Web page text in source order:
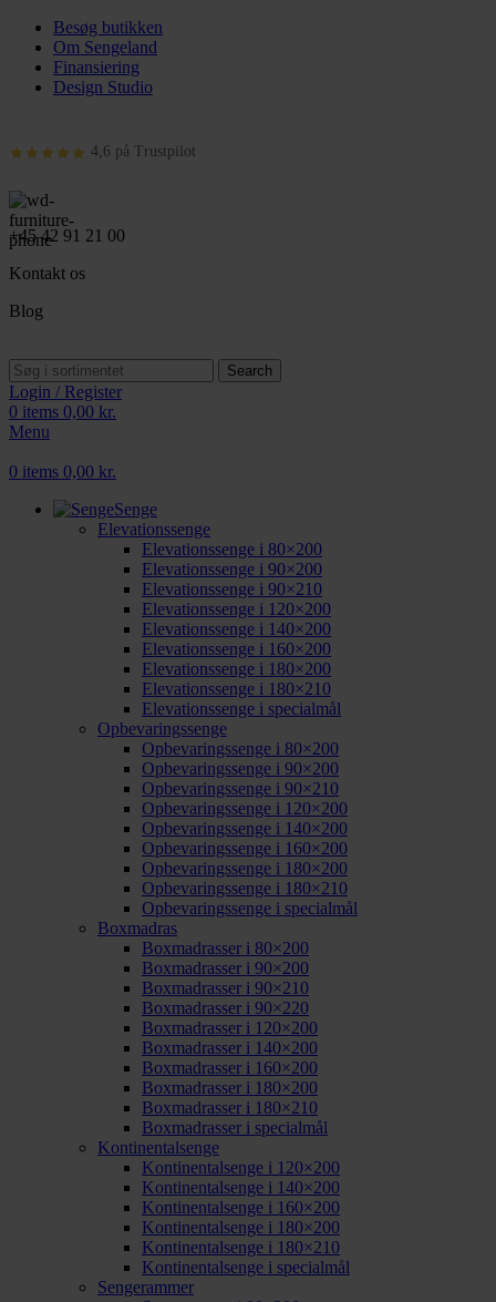
Besøg butikken
Om Sengeland
Finansiering
Design Studio
4,6 på Trustpilot
+45 42 91 21 00
Kontakt os
Blog
Search
Login / Register
0 items 0,00 kr.
Menu
0 items 0,00 kr.
Senge
Elevationssenge
Elevationssenge i 80×200
Elevationssenge i 90×200
Elevationssenge i 90×210
Elevationssenge i 120×200
Elevationssenge i 140×200
Elevationssenge i 160×200
Elevationssenge i 180×200
Elevationssenge i 180×210
Elevationssenge i specialmål
Opbevaringssenge
Opbevaringssenge i 80×200
Opbevaringssenge i 90×200
Opbevaringssenge i 90×210
Opbevaringssenge i 120×200
Opbevaringssenge i 140×200
Opbevaringssenge i 160×200
Opbevaringssenge i 180×200
Opbevaringssenge i 180×210
Opbevaringssenge i specialmål
Boxmadras
Boxmadrasser i 80×200
Boxmadrasser i 90×200
Boxmadrasser i 90×210
Boxmadrasser i 90×220
Boxmadrasser i 120×200
Boxmadrasser i 140×200
Boxmadrasser i 160×200
Boxmadrasser i 180×200
Boxmadrasser i 180×210
Boxmadrasser i specialmål
Kontinentalsenge
Kontinentalsenge i 120×200
Kontinentalsenge i 140×200
Kontinentalsenge i 160×200
Kontinentalsenge i 180×200
Kontinentalsenge i 180×210
Kontinentalsenge i specialmål
Sengerammer